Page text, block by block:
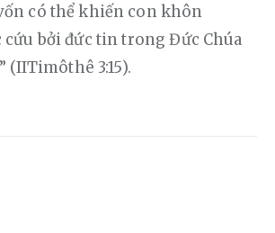
có thể khiến con khôn
cứu bởi đức tin trong Đức Chúa
(IITimôthê 3:15).